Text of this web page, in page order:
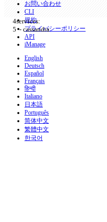
services:
  - cassandra
お問い合わせ
CLI
規約
プライバシーポリシー
API
iManage
English
Deutsch
Español
Français
हिन्दी
Italiano
日本語
Português
简体中文
繁體中文
한국어